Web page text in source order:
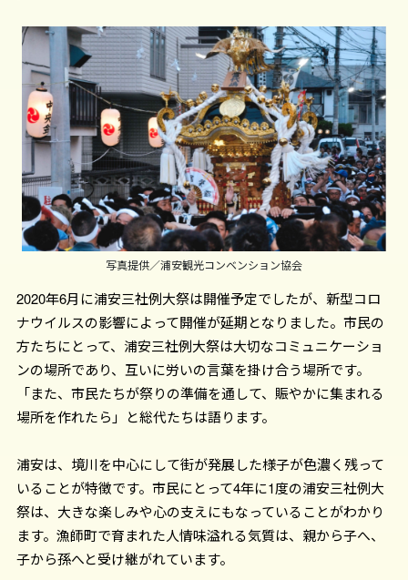
写真提供／浦安観光コンベンション協会
2020年6月に浦安三社例大祭は開催予定でしたが、新型コロ
ナウイルスの影響によって開催が延期となりました。市民の
方たちにとって、浦安三社例大祭は大切なコミュニケーショ
ンの場所であり、互いに労いの言葉を掛け合う場所です。
「また、市民たちが祭りの準備を通して、賑やかに集まれる
場所を作れたら」と総代たちは語ります。
浦安は、境川を中心にして街が発展した様子が色濃く残って
いることが特徴です。市民にとって4年に1度の浦安三社例大
祭は、大きな楽しみや心の支えにもなっていることがわかり
ます。漁師町で育まれた人情味溢れる気質は、親から子へ、
子から孫へと受け継がれています。